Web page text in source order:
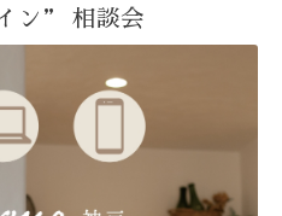
ン” 相談会